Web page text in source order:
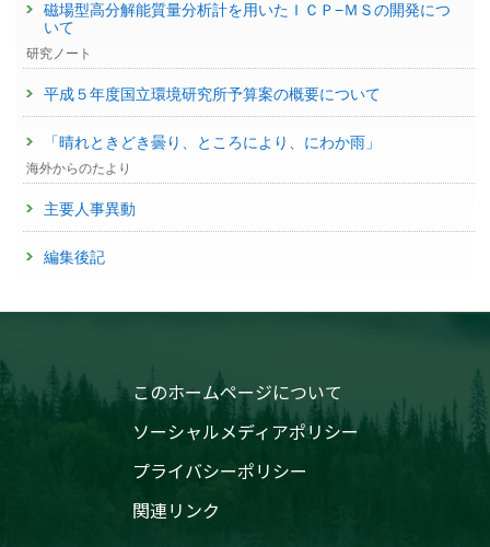
磁場型高分解能質量分析計を用いたＩＣＰ−ＭＳの開発につ
いて
研究ノート
平成５年度国立環境研究所予算案の概要について
「晴れときどき曇り、ところにより、にわか雨」
海外からのたより
主要人事異動
編集後記
このホームページについて
ソーシャルメディアポリシー
プライバシーポリシー
関連リンク